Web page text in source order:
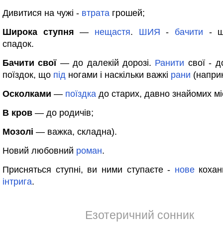
Дивитися на чужі - втрата грошей;
Широка ступня — нещастя. ШИЯ - бачити -
спадок.
Бачити свої— до далекій дорозі. Ранити свої -
поїздок, що під ногами і наскільки важкі рани
Осколками — поїздка до старих, давно знайомих
В кров — до родичів;
Мозолі — важка, складна).
Новий любовний роман.
Присняться ступні, ви ними ступаєте - нове
інтрига.
Езотеричний сонник